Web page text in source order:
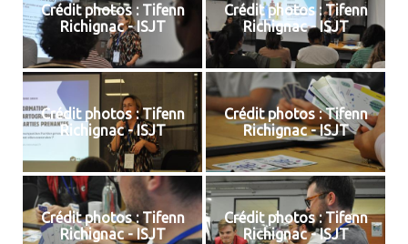
Crédit photos : Tifenn
Richignac - ISJT
Crédit photos : Tifenn
Richignac - ISJT
Crédit photos : Tifenn
Richignac - ISJT
Crédit photos : Tifenn
Richignac - ISJT
Crédit photos : Tifenn
Richignac - ISJT
Crédit photos : Tifenn
Richignac - ISJT